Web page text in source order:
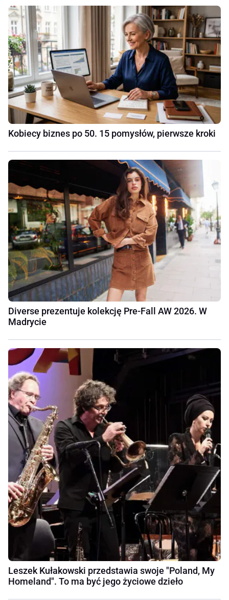
Kobiecy biznes po 50. 15 pomysłów, pierwsze kroki
Diverse prezentuje kolekcję Pre-Fall AW 2026. W
Madrycie
Leszek Kułakowski przedstawia swoje "Poland, My
Homeland". To ma być jego życiowe dzieło